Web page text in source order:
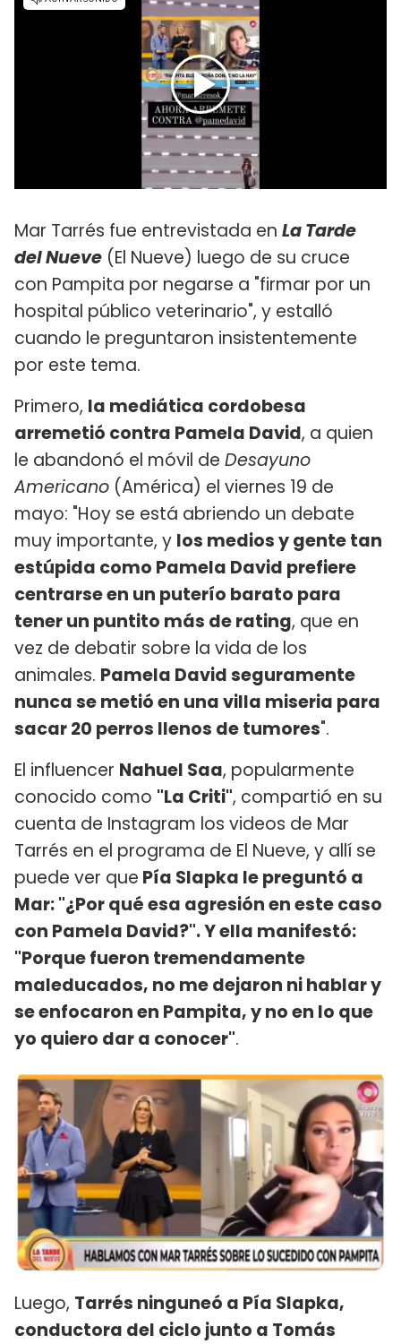
Mar Tarrés fue entrevistada en La Tarde
del Nueve (El Nueve) luego de su cruce
con Pampita por negarse a "firmar por un
hospital público veterinario", y estalló
cuando le preguntaron insistentemente
por este tema.
Primero, la mediática cordobesa
arremetió contra Pamela David, a quien
le abandonó el móvil de Desayuno
Americano (América) el viernes 19 de
mayo: "Hoy se está abriendo un debate
muy importante, y los medios y gente tan
estúpida como Pamela David prefiere
centrarse en un puterío barato para
tener un puntito más de rating, que en
vez de debatir sobre la vida de los
animales. Pamela David seguramente
nunca se metió en una villa miseria para
sacar 20 perros llenos de tumores".
El influencer Nahuel Saa, popularmente
conocido como "La Criti", compartió en su
cuenta de Instagram los videos de Mar
Tarrés en el programa de El Nueve, y allí se
puede ver que Pía Slapka le preguntó a
Mar: "¿Por qué esa agresión en este caso
con Pamela David?". Y ella manifestó:
"Porque fueron tremendamente
maleducados, no me dejaron ni hablar y
se enfocaron en Pampita, y no en lo que
yo quiero dar a conocer".
Luego, Tarrés ninguneó a Pía Slapka,
conductora del ciclo junto a Tomás